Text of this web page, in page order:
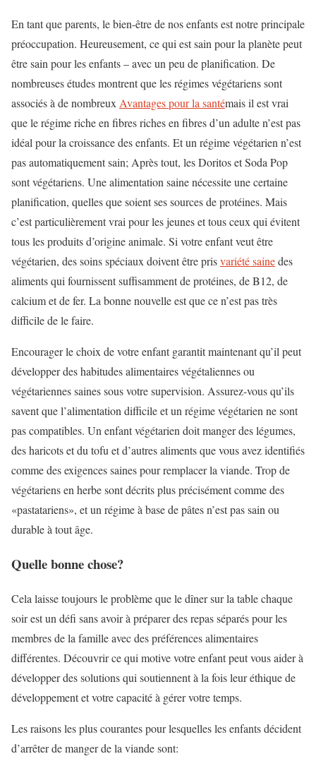
En tant que parents, le bien-être de nos enfants est notre principale
préoccupation. Heureusement, ce qui est sain pour la planète peut
être sain pour les enfants – avec un peu de planification. De
nombreuses études montrent que les régimes végétariens sont
associés à de nombreuxAvantages pour la santémais il est vrai
que le régime riche en fibres riches en fibres d’un adulte n’est pas
idéal pour la croissance des enfants. Et un régime végétarien n’est
pas automatiquement sain; Après tout, les Doritos et Soda Pop
sont végétariens. Une alimentation saine nécessite une certaine
planification, quelles que soient ses sources de protéines. Mais
c’est particulièrement vrai pour les jeunes et tous ceux qui évitent
tous les produits d’origine animale. Si votre enfant veut être
végétarien, des soins spéciaux doivent être prisvariété sainedes
aliments qui fournissent suffisamment de protéines, de B12, de
calcium et de fer. La bonne nouvelle est que ce n’est pas très
difficile de le faire.
Encourager le choix de votre enfant garantit maintenant qu’il peut
développer des habitudes alimentaires végétaliennes ou
végétariennes saines sous votre supervision. Assurez-vous qu’ils
savent que l’alimentation difficile et un régime végétarien ne sont
pas compatibles. Un enfant végétarien doit manger des légumes,
des haricots et du tofu et d’autres aliments que vous avez identifiés
comme des exigences saines pour remplacer la viande. Trop de
végétariens en herbe sont décrits plus précisément comme des
«pastatariens», et un régime à base de pâtes n’est pas sain ou
durable à tout âge.
Quelle bonne chose?
Cela laisse toujours le problème que le dîner sur la table chaque
soir est un défi sans avoir à préparer des repas séparés pour les
membres de la famille avec des préférences alimentaires
différentes. Découvrir ce qui motive votre enfant peut vous aider à
développer des solutions qui soutiennent à la fois leur éthique de
développement et votre capacité à gérer votre temps.
Les raisons les plus courantes pour lesquelles les enfants décident
d’arrêter de manger de la viande sont: